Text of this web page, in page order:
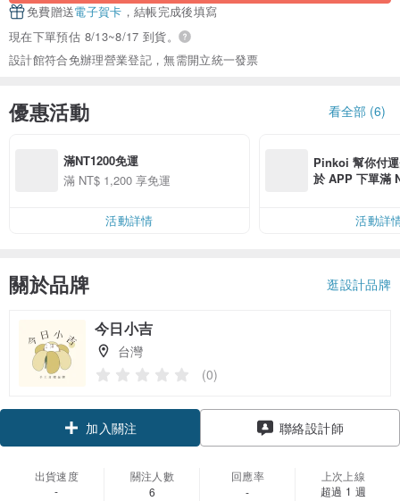
免費贈送電子賀卡 ，結帳完成後填寫
現在下單預估 8/13~8/17 到貨。
設計館符合免辦理營業登記，無需開立統一發票
優惠活動 看全部 (6)
滿NT1200免運
滿 NT$ 1,200 享免運
活動詳情
Pinkoi 幫你付
於 APP 下單滿
活動詳
關於品牌 逛設計品牌
今日小吉
台灣
(0)
加入關注 聯絡設計師
出貨速度
-
關注人數
6
回應率
-
上次上線
超過 1 週